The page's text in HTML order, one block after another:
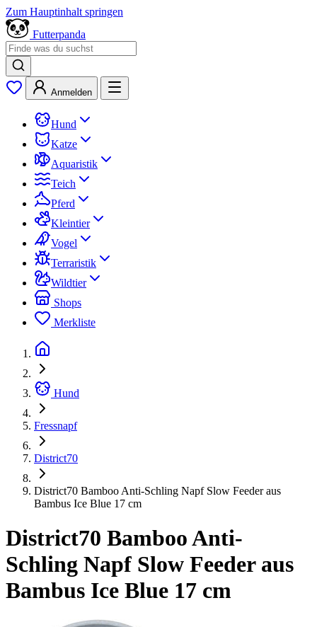
Zum Hauptinhalt springen
Futterpanda
Anmelden
Hund
Katze
Aquaristik
Teich
Pferd
Kleintier
Vogel
Terraristik
Wildtier
Shops
Merkliste
Hund
Fressnapf
District70
District70 Bamboo Anti-Schling Napf Slow Feeder aus
Bambus Ice Blue 17 cm
District70 Bamboo Anti-
Schling Napf Slow Feeder aus
Bambus Ice Blue 17 cm